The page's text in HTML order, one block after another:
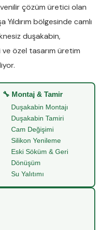
çözüm üretici olan
bölgesinde camlı
duşakabin,
ve özel tasarım üretim
🔧 Montaj & Tamir
Duşakabin Montajı
Duşakabin Tamiri
Cam Değişimi
Silikon Yenileme
Eski Söküm & Geri
Dönüşüm
Su Yalıtımı